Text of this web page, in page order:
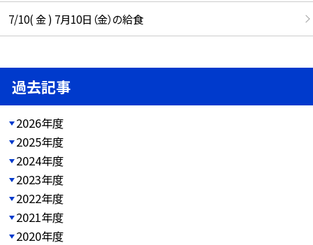
7/10( 金 ) 7月10日（金）の給食
過去記事
2026年度
2025年度
2024年度
2023年度
2022年度
2021年度
2020年度